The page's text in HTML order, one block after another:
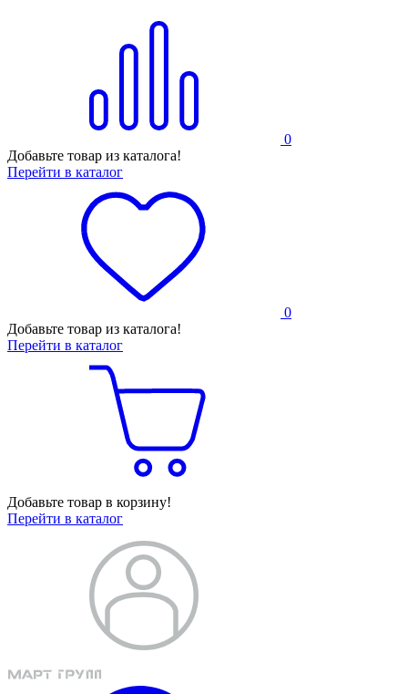
0
Добавьте товар из каталога!
Перейти в каталог
0
Добавьте товар из каталога!
Перейти в каталог
Добавьте товар в корзину!
Перейти в каталог